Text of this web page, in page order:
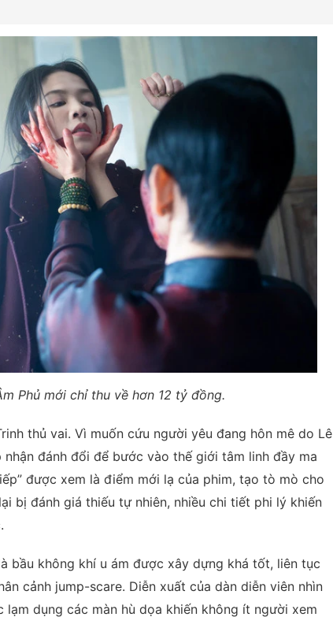
Phủ mới chỉ thu về hơn 12 tỷ đồng.
thủ vai. Vì muốn cứu người yêu đang hôn mê do Lê
nhận đánh đổi để bước vào thế giới tâm linh đầy ma
được xem là điểm mới lạ của phim, tạo tò mò cho
bị đánh giá thiếu tự nhiên, nhiều chi tiết phi lý khiến
bầu không khí u ám được xây dựng khá tốt, liên tục
cảnh jump-scare. Diễn xuất của dàn diễn viên nhìn
dụng các màn hù dọa khiến không ít người xem